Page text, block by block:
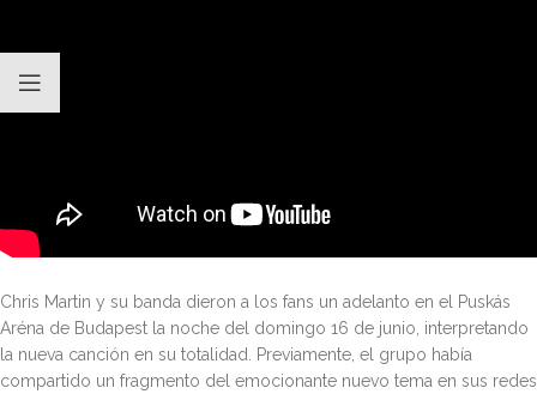
Chris Martin y su banda dieron a los fans un adelanto en el Puskás
Aréna de Budapest la noche del domingo 16 de junio, interpretando
la nueva canción en su totalidad. Previamente, el grupo había
compartido un fragmento del emocionante nuevo tema en sus redes